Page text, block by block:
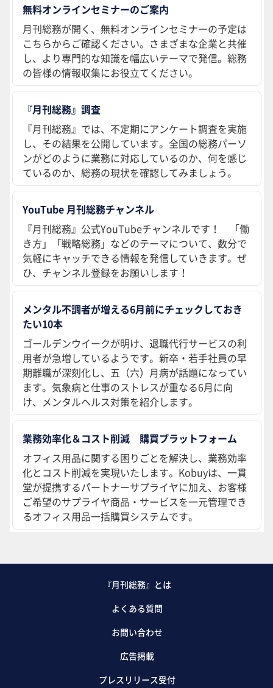
無料オンラインセミナーのご案内
月刊総務が開く、無料オンラインセミナーの予定は
こちらからご確認ください。さまざまな企業と共催
し、より専門的な知識を幅広いテーマで発信。総務
の皆様の情報収集にお役立てください。
『月刊総務』調査
『月刊総務』では、不定期にアンケート調査を実施
し、その結果を公開しています。全国の総務パーソ
ンがどのように業務に対応しているのか、何を感じ
ているのか、総務の現状を確認してみましょう。
YouTube 月刊総務チャンネル
『月刊総務』公式YouTubeチャンネルです！ 「働
き方」「戦略総務」などのテーマについて、数分で
気軽にキャッチできる情報を発信していきます。ぜ
ひ、チャンネル登録をお願いします！
メンタル不調者が増える6月前にチェックしておき
たい10本
ゴールデンウイークが明け、退職代行サービスの利
用者が急増しているようです。新卒・若手社員の早
期離職が深刻化し、五（六）月病が話題になってい
ます。気象病と仕事のストレスが重なる6月に向
け、メンタルヘルス対策を紹介します。
業務効率化＆コスト削減 購買プラットフォーム
オフィス用品に関する困りごとを解決し、業務効率
化とコスト削減を実現いたします。Kobuyは、一貫
堂が提携するパートナーサプライヤに加え、お客様
ご希望のサプライヤ商品・サービスを一元管理でき
るオフィス用品一括購買システムです。
『月刊総務』とは
よくある質問
お問い合わせ
広告掲載
プレスリリース受付